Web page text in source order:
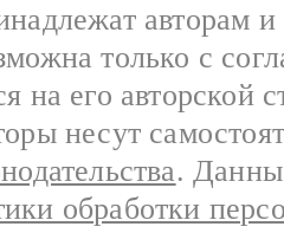
авторам
только с
на его авторской
несут
.
обработки